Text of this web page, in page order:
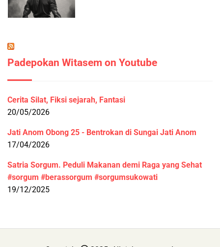
Padepokan Witasem on Youtube
Cerita Silat, Fiksi sejarah, Fantasi
20/05/2026
Jati Anom Obong 25 - Bentrokan di Sungai Jati Anom
17/04/2026
Satria Sorgum. Peduli Makanan demi Raga yang Sehat
#sorgum #berassorgum #sorgumsukowati
19/12/2025